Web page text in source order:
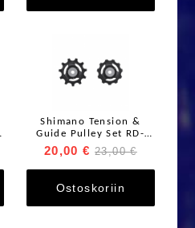
Shimano Tension &
Guide Pulley Set RD-
R8000 Ohjainrulla
20,00 € 23,00 €
Ostoskoriin